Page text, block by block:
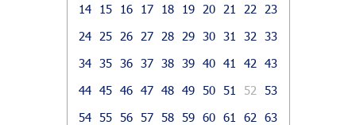
14
15 16 17 18 19 20 21 22
23
24
25 26 27 28 29 30 31 32
33
34 35 36 37 38 39 40 41 42
43
44 45 46 47 48 49 50 51 52
53
54 55 56 57 58 59 60 61 62
63